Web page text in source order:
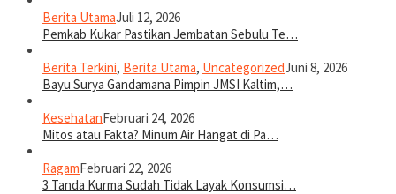
Berita UtamaJuli 12, 2026
Pemkab Kukar Pastikan Jembatan Sebulu Te…
Berita Terkini, Berita Utama, UncategorizedJuni 8, 2026
Bayu Surya Gandamana Pimpin JMSI Kaltim,…
KesehatanFebruari 24, 2026
Mitos atau Fakta? Minum Air Hangat di Pa…
RagamFebruari 22, 2026
3 Tanda Kurma Sudah Tidak Layak Konsumsi…